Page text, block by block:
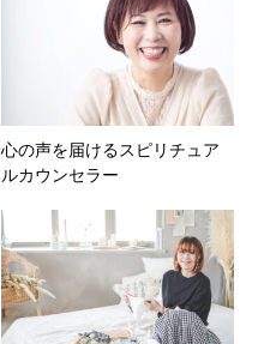
心の声を届けるスピリチュア
ルカウンセラー